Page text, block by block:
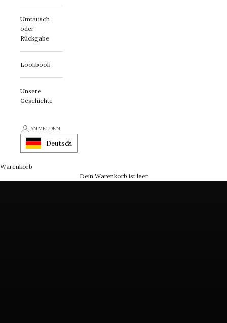
Umtausch
oder
Rückgabe
Lookbook
Unsere
Geschichte
ANMELDEN
Deutsch
Warenkorb
Dein Warenkorb ist leer
Ein Schmuckstück mit Charakter